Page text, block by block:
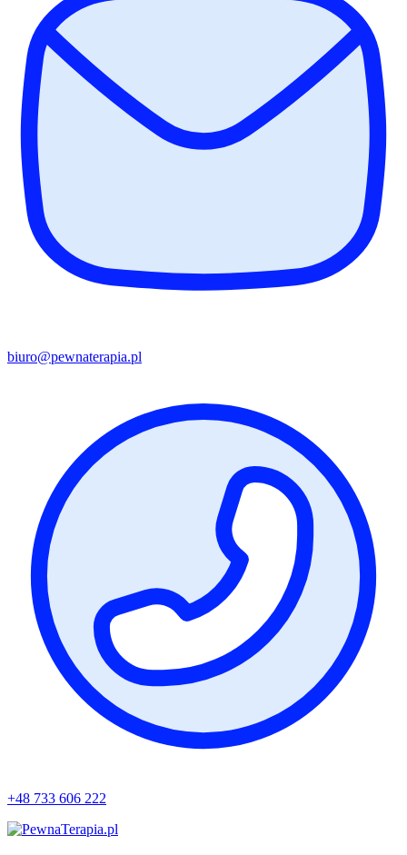
biuro@pewnaterapia.pl
+48 733 606 222